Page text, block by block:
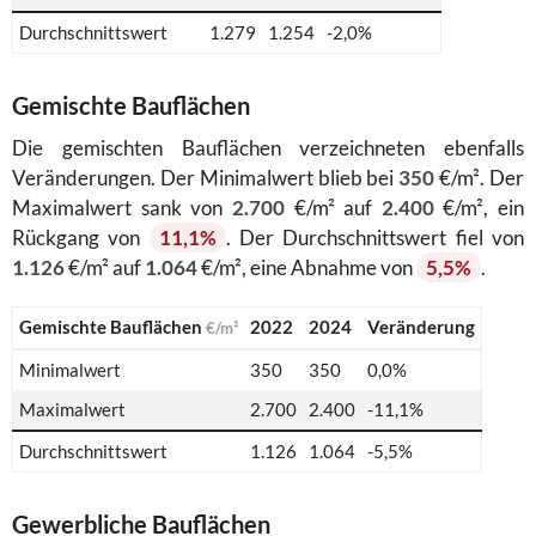
Durchschnittswert
1.279 1.254 -2,0%
Gemischte Bauflächen
Die gemischten Bauflächen verzeichneten ebenfalls
Veränderungen. Der Minimalwert blieb bei 350€/m². Der
Maximalwert sank von 2.700€/m² auf 2.400€/m², ein
Rückgang von
11,1% . Der Durchschnittswert fiel von
1.126€/m² auf1.064€/m², eine Abnahme von 5,5% .
Gemischte Bauflächen €/m² 2022 2024
Veränderung
Minimalwert
350 350
0,0%
Maximalwert
2.700 2.400 -11,1%
Durchschnittswert
1.126 1.064 -5,5%
Gewerbliche Bauflächen